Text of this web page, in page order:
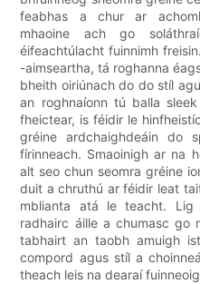
feabhas a chur ar
mhaoine ach go
éifeachtúlacht fuinnimh
-aimseartha, tá roghanna
bheith oiriúnach do do stíl
an roghnaíonn tú balla
fheictear, is féidir le
gréine ardchaighdeáin do
fírinneach. Smaoinigh ar na
alt seo chun seomra gréine
duit a chruthú ar féidir leat
mblianta atá le teacht. Lig
radhairc áille a chumasc go
tabhairt an taobh amuigh
compord agus stíl a
theach leis na dearaí